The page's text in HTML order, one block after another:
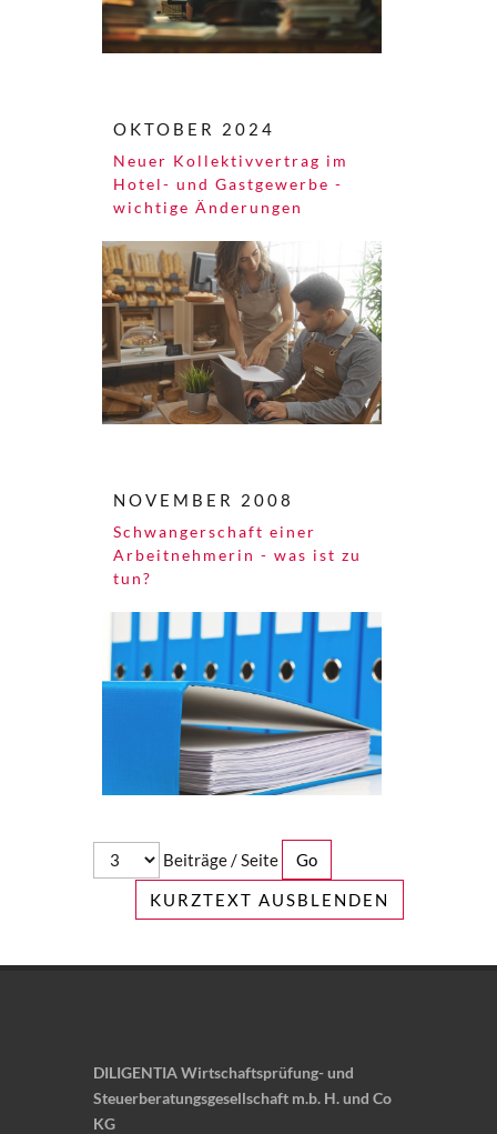
OKTOBER 2024
Neuer Kollektivvertrag im
Hotel- und Gastgewerbe -
wichtige Änderungen
NOVEMBER 2008
Schwangerschaft einer
Arbeitnehmerin - was ist zu
tun?
Beiträge / Seite
KURZTEXT AUSBLENDEN
DILIGENTIA Wirtschaftsprüfung- und
Steuerberatungsgesellschaft m.b. H. und Co
KG